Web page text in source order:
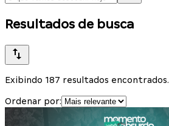
Resultados de busca
Exibindo 187 resultados encontrados.
Ordenar por: